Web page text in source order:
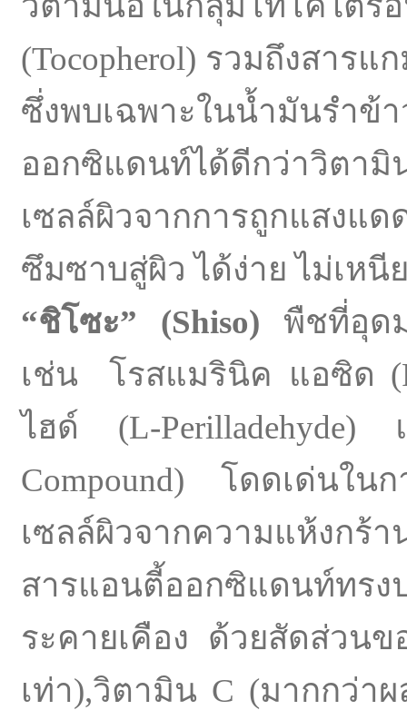
(Tocopherol) รวมถึงสารแ
ซึ่งพบเฉพาะในน้ำมันรำ
ออกซิแดนท์ได้ดีกว่าวิตา
เซลล์ผิวจากการถูกแส
ซึมซาบสู่ผิว ได้ง่าย ไม่เห
“ชิโซะ” (Shiso) พืชที่อุด
เช่น โรสแมรินิค แอซิด
ไฮด์ (L-
Compound) โดดเด่นใ
เซลล์ผิวจากความแห้งกร้
สารแอนตี้ออกซิแดนท์ทรง
ระคายเคือง ด้วยสัดส่วน
เท่า),วิตามิน C (มากกว่า